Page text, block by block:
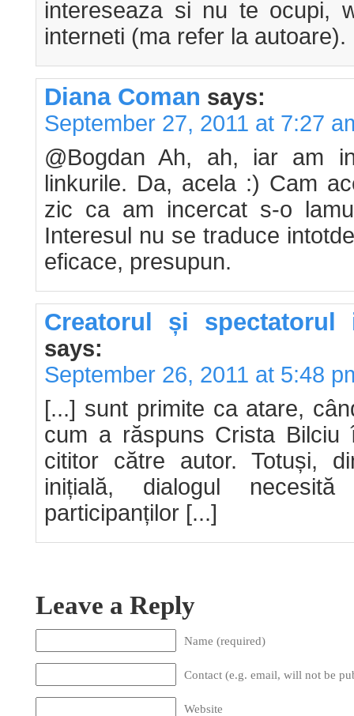
intereseaza si nu te ocupi,
interneti (ma refer la autoare).
Diana Coman says:
September 27, 2011 at 7:27
@Bogdan Ah, ah, iar am
linkurile. Da, acela :) Cam
zic ca am incercat s-o
Interesul nu se traduce
eficace, presupun.
Creatorul și spectatorul
says:
September 26, 2011 at 5:48
[...] sunt primite ca atare,
cum a răspuns Crista Bilciu
cititor către autor. Totuși,
inițială, dialogul
participanților [...]
Leave a Reply
Name (required)
Contact (e.g. email, will not be
Website